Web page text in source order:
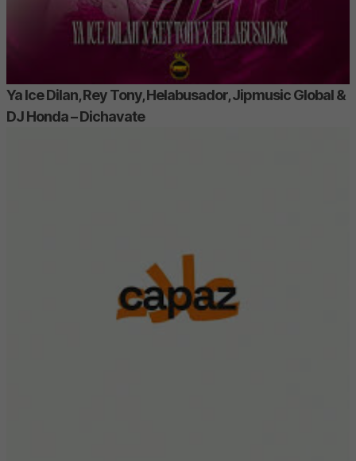
Ya Ice Dilan, Rey Tony, Helabusador, Jipmusic Global &
DJ Honda – Dichavate